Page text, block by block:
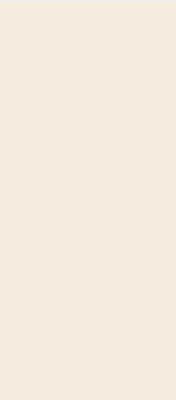
till 07-tiden, då
Vid 19-